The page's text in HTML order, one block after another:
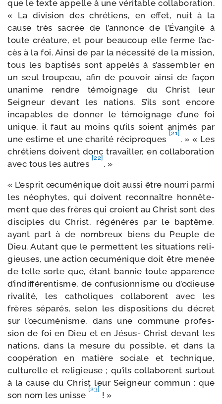
que le texte appelle à une véri­table col­la­bo­ra­tion.
« La divi­sion des chré­tiens, en effet, nuit à la
cause très sacrée de l’an­nonce de l’Évangile à
toute créa­ture, et pour beau­coup elle ferme l’ac­
cès à la foi. Ainsi de par la néces­si­té de la mis­sion,
tous les bap­ti­sés sont appe­lés à s’as­sem­bler en
un seul trou­peau, afin de pou­voir ain­si de façon
una­nime rendre témoi­gnage du Christ leur
Seigneur devant les nations. S’ils sont encore
inca­pables de don­ner le témoi­gnage d’une foi
unique, il faut au moins qu’ils soient ani­més par
une estime et une cha­ri­té réci­proques
[21]
. » « Les
chré­tiens doivent donc tra­vailler, en col­la­bo­ra­tion
avec tous les autres
[22]
. »
« L’esprit œcu­mé­nique doit aus­si être nour­ri par­mi
les néo­phytes, qui doivent recon­naître hon­nê­te­
ment que des frères qui croient au Christ sont des
dis­ciples du Christ, régé­né­rés par le bap­tême,
ayant part à de nom­breux biens du Peuple de
Dieu. Autant que le per­mettent les situa­tions reli­
gieuses, une action œcu­mé­nique doit être menée
de telle sorte que, étant ban­nie toute appa­rence
d’in­dif­fé­ren­tisme, de confu­sion­nisme ou d’o­dieuse
riva­li­té, les catho­liques col­la­borent avec les
frères sépa­rés, selon les dis­po­si­tions du décret
sur l’œ­cu­mé­nisme, dans une com­mune pro­fes­
sion de foi en Dieu et en Jésus- Christ devant les
nations, dans la mesure du pos­sible, et dans la
coopé­ra­tion en matière sociale et tech­nique,
cultu­relle et reli­gieuse ; qu’ils col­la­borent sur­tout
à la cause du Christ leur Seigneur com­mun : que
son nom les unisse
[23]
! »